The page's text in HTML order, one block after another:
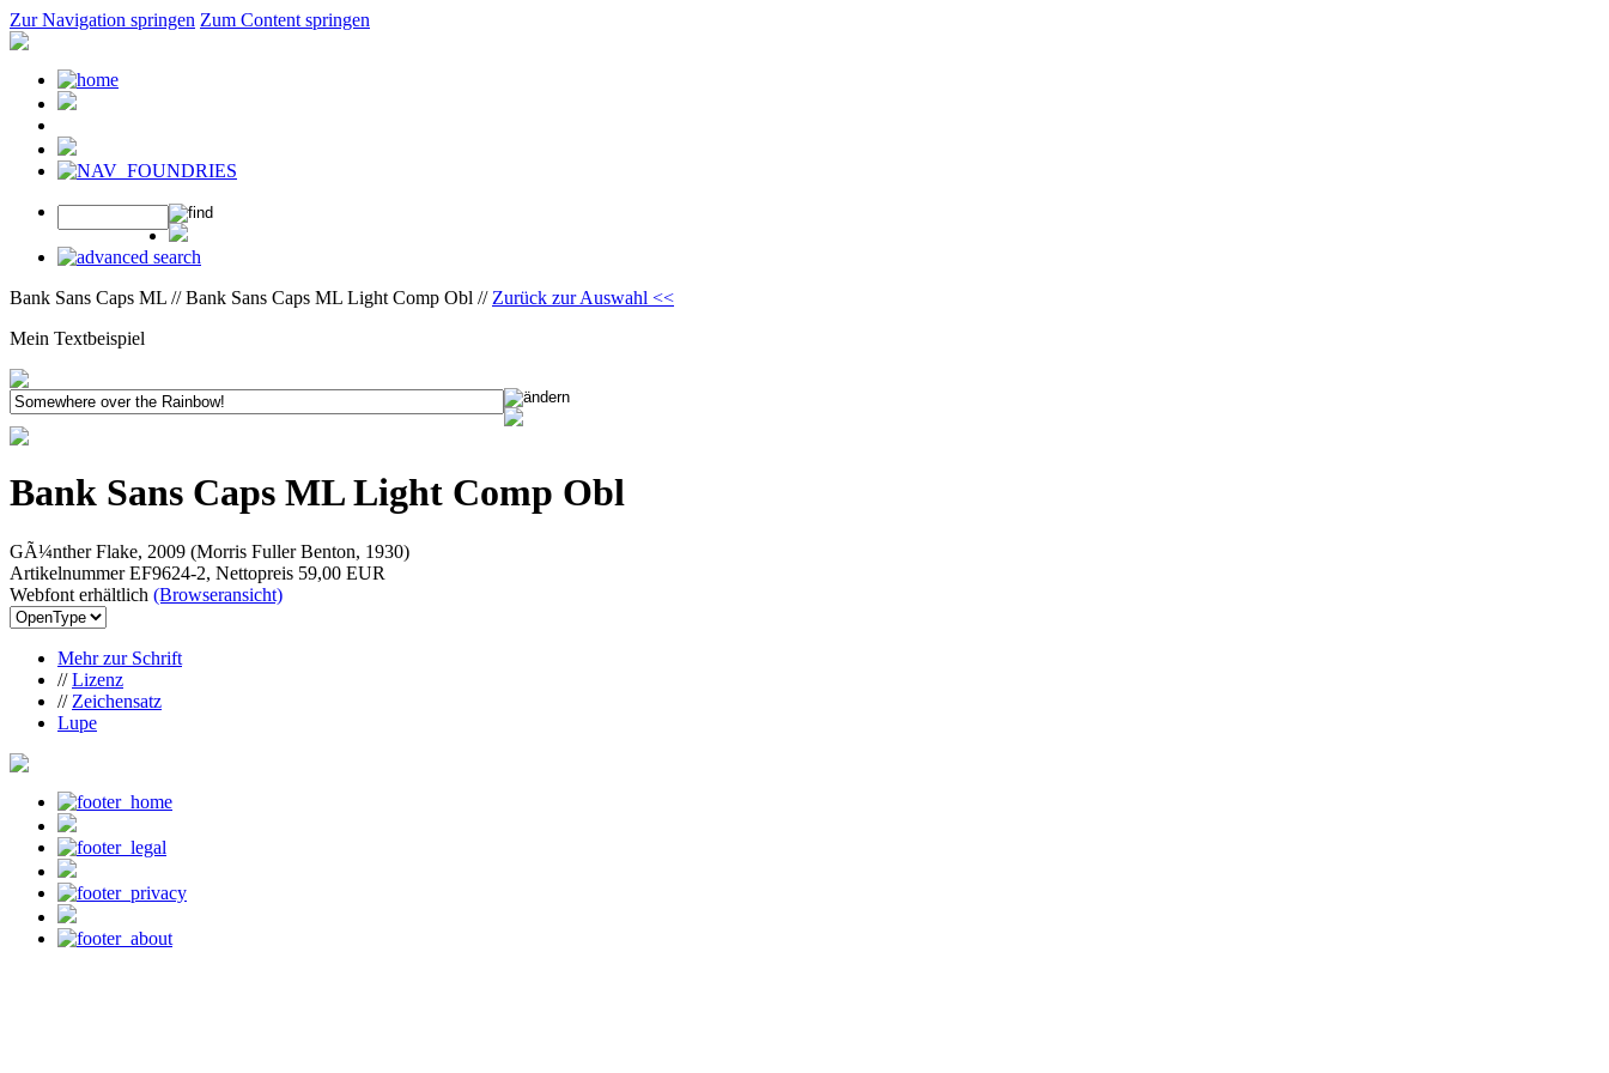
Zur Navigation springen Zum Content springen
Bank Sans Caps ML // Bank Sans Caps ML Light Comp Obl // Zurück zur Auswahl <<
Mein Textbeispiel
Bank Sans Caps ML Light Comp Obl
GÃ¼nther Flake, 2009 (Morris Fuller Benton, 1930)
Artikelnummer EF9624-2, Nettopreis 59,00 EUR
Webfont erhältlich (Browseransicht)
Mehr zur Schrift
//Lizenz
// Zeichensatz
Lupe